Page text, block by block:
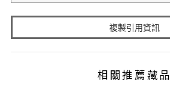
複製引用資訊
相關推薦藏品